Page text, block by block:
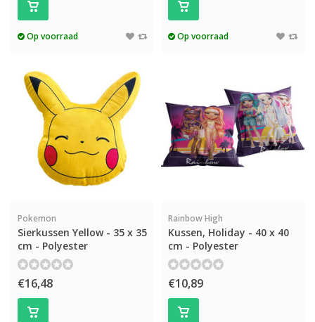
Op voorraad Op voorraad
Pokemon
Sierkussen Yellow - 35 x 35
cm - Polyester
€16,48
Rainbow High
Kussen, Holiday - 40 x 40
cm - Polyester
€10,89